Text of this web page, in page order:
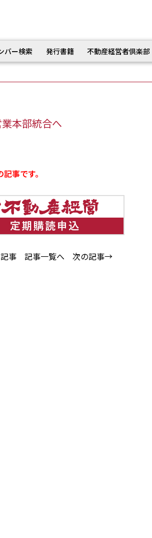
バー検索 発行書籍 不動産経営者倶楽部
本部統合へ
事です。
事 記事一覧へ 次の記事→